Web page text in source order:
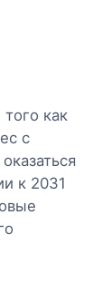
как
с
к 2031